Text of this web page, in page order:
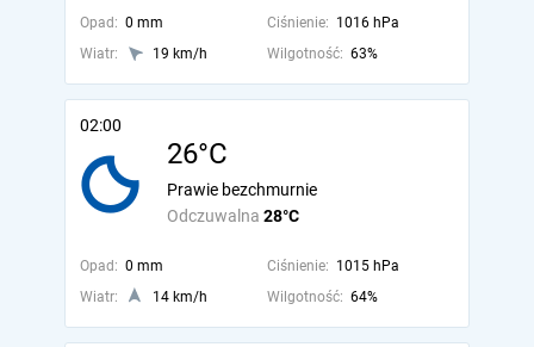
Opad: 0 mm Ciśnienie: 1016 hPa
Wiatr:
19 km/h Wilgotność: 63%
02:00
26°C
Odczuwalna 28°C
Prawie bezchmurnie
Opad: 0 mm Ciśnienie: 1015 hPa
Wiatr:
14 km/h Wilgotność: 64%